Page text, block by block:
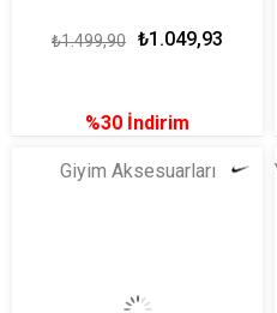
₺1.049,93
₺1.499,90
%30 İndirim
Giyim Aksesuarları